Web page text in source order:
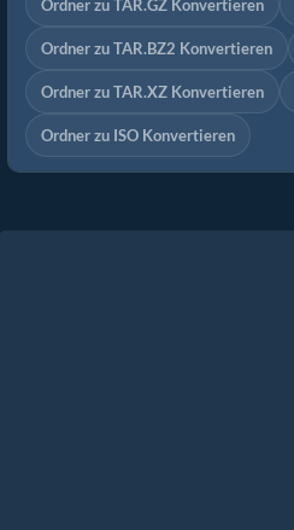
Ordner zu TAR.GZ Konvertieren
Ordner zu TAR.BZ2 Konvertieren
Ordner zu TAR.XZ Konvertieren
Ordner zu ISO Konvertieren